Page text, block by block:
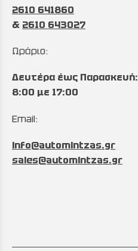
2610 641860
& 2610 643027
Ωράριο:
Δευτέρα έως Παρασκευή:
8:00 με 17:00
Email:
info@automintzas.gr
sales@automintzas.gr